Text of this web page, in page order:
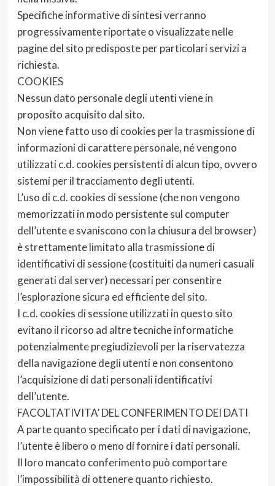
Specifiche informative di sintesi verranno
progressivamente riportate o visualizzate nelle
pagine del sito predisposte per particolari servizi a
richiesta.
COOKIES
Nessun dato personale degli utenti viene in
proposito acquisito dal sito.
Non viene fatto uso di cookies per la trasmissione di
informazioni di carattere personale, né vengono
utilizzati c.d. cookies persistenti di alcun tipo, ovvero
sistemi per il tracciamento degli utenti.
L’uso di c.d. cookies di sessione (che non vengono
memorizzati in modo persistente sul computer
dell’utente e svaniscono con la chiusura del browser)
è strettamente limitato alla trasmissione di
identificativi di sessione (costituiti da numeri casuali
generati dal server) necessari per consentire
l’esplorazione sicura ed efficiente del sito.
I c.d. cookies di sessione utilizzati in questo sito
evitano il ricorso ad altre tecniche informatiche
potenzialmente pregiudizievoli per la riservatezza
della navigazione degli utenti e non consentono
l’acquisizione di dati personali identificativi
dell’utente.
FACOLTATIVITA’ DEL CONFERIMENTO DEI DATI
A parte quanto specificato per i dati di navigazione,
l’utente è libero o meno di fornire i dati personali.
Il loro mancato conferimento può comportare
l’impossibilità di ottenere quanto richiesto.